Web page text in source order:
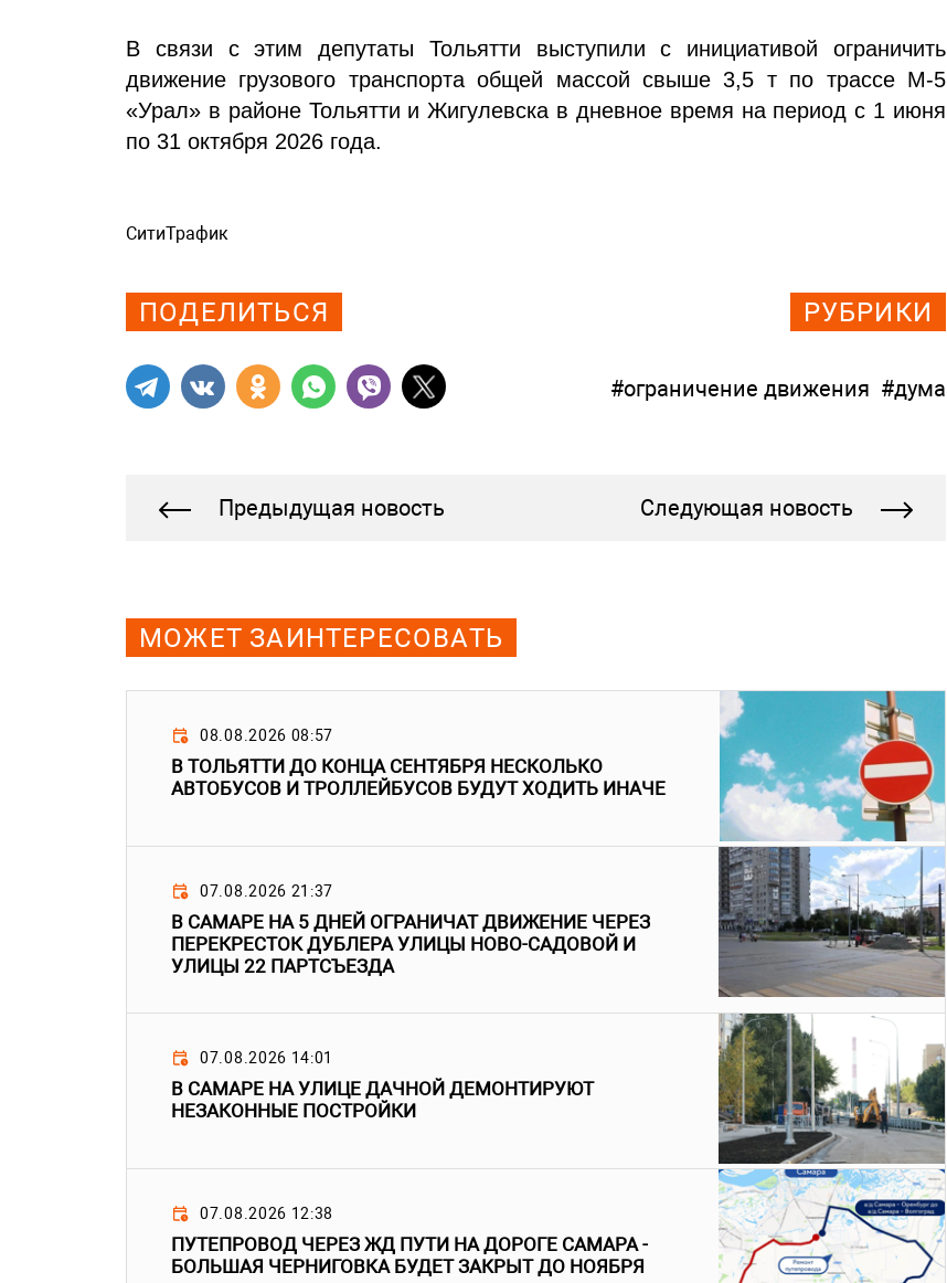
В связи с этим депутаты Тольятти выступили с инициативой ограничить
движение грузового транспорта общей массой свыше 3,5 т по трассе М-5
«Урал» в районе Тольятти и Жигулевска в дневное время на период с 1 июня
по 31 октября 2026 года.
СитиТрафик
ПОДЕЛИТЬСЯ РУБРИКИ
#ограничение движения #дума
Предыдущая новость Следующая новость
МОЖЕТ ЗАИНТЕРЕСОВАТЬ
08.08.2026 08:57
В ТОЛЬЯТТИ ДО КОНЦА СЕНТЯБРЯ НЕСКОЛЬКО
АВТОБУСОВ И ТРОЛЛЕЙБУСОВ БУДУТ ХОДИТЬ ИНАЧЕ
07.08.2026 21:37
В САМАРЕ НА 5 ДНЕЙ ОГРАНИЧАТ ДВИЖЕНИЕ ЧЕРЕЗ
ПЕРЕКРЕСТОК ДУБЛЕРА УЛИЦЫ НОВО-САДОВОЙ И
УЛИЦЫ 22 ПАРТСЪЕЗДА
07.08.2026 14:01
В САМАРЕ НА УЛИЦЕ ДАЧНОЙ ДЕМОНТИРУЮТ
НЕЗАКОННЫЕ ПОСТРОЙКИ
07.08.2026 12:38
ПУТЕПРОВОД ЧЕРЕЗ ЖД ПУТИ НА ДОРОГЕ САМАРА -
БОЛЬШАЯ ЧЕРНИГОВКА БУДЕТ ЗАКРЫТ ДО НОЯБРЯ